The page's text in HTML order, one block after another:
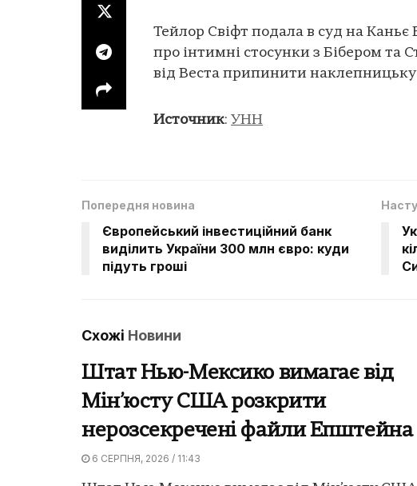
Тейлор Свіфт подала в суд на Каньє
про інтимні стосунки з Бібером та
від Веста припинити наклепницьку
Источник: УНН
Попередня новина
Європейський інвестиційний банк
виділить України 300 млн євро: куди
підуть гроші
Схожі Новини
Штат Нью-Мексико вимагає від
Мін’юсту США розкрити
нерозсекречені файли Епштейна
6 СЕРПНЯ, 2026 / 11:43